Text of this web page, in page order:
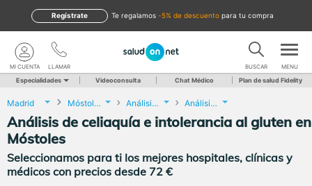
te regalamos -5% de descuento para tu compra
Regístrate
LLAMAR
MI CUENTA BUSCAR MENU
Especialidades Videoconsulta Chat Médico Plan de salud Fidelity
Madrid Móstoles Análisis Clínicos Análisis de celiaquía e intolerancia al gluten
Análisis de celiaquía e intolerancia al gluten en
Móstoles
Seleccionamos para ti los mejores hospitales, clínicas y
médicos con precios desde 72 €